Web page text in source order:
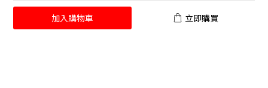
加入購物車 立即購買